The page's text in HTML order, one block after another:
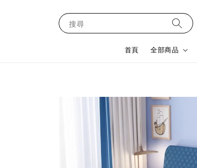
搜尋
首頁 全部商品